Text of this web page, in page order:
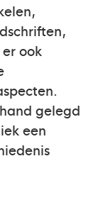
ook
gelegd
een